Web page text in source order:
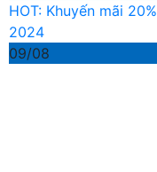
HOT: Khuyến mãi
2024
09/08